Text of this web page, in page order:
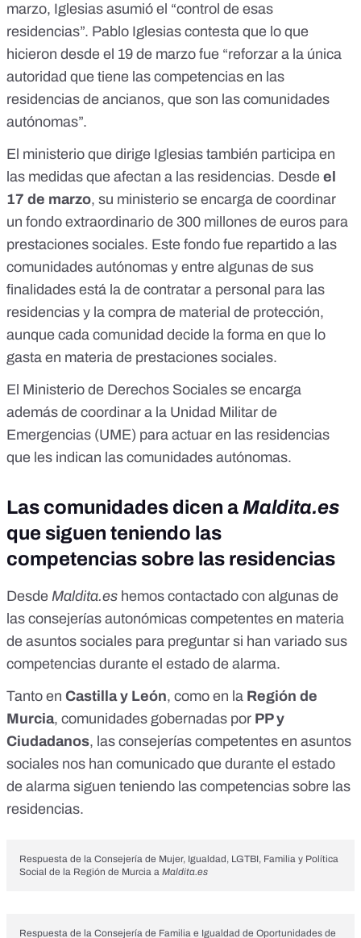
marzo, Iglesias asumió el “control de esas
residencias”. Pablo Iglesias contesta que lo que
hicieron desde el 19 de marzo fue “reforzar a la única
autoridad que tiene las competencias en las
residencias de ancianos, que son las comunidades
autónomas”.
El ministerio que dirige Iglesias también participa en
las medidas que afectan a las residencias. Desde el
17 de marzo, su ministerio se encarga de coordinar
un fondo extraordinario de 300 millones de euros para
prestaciones sociales. Este fondo fue repartido a las
comunidades autónomas y entre algunas de sus
finalidades está la de contratar a personal para las
residencias y la compra de material de protección,
aunque cada comunidad decide la forma en que lo
gasta en materia de prestaciones sociales.
El Ministerio de Derechos Sociales se encarga
además de coordinar a la Unidad Militar de
Emergencias (UME) para actuar en las residencias
que les indican las comunidades autónomas.
Las comunidades dicen aMaldita.es
que siguen teniendo las
competencias sobre las residencias
Desde Maldita.es hemos contactado con algunas de
las consejerías autonómicas competentes en materia
de asuntos sociales para preguntar si han variado sus
competencias durante el estado de alarma.
Tanto en Castilla y León, como en la Región de
Murcia, comunidades gobernadas por PP y
Ciudadanos, las consejerías competentes en asuntos
sociales nos han comunicado que durante el estado
de alarma siguen teniendo las competencias sobre las
residencias.
Respuesta de la Consejería de Mujer, Igualdad, LGTBI, Familia y Política
Social de la Región de Murcia a Maldita.es
Respuesta de la Consejería de Familia e Igualdad de Oportunidades de